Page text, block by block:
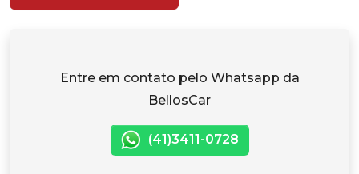
Entre em contato pelo Whatsapp da
BellosCar
(41)3411-0728